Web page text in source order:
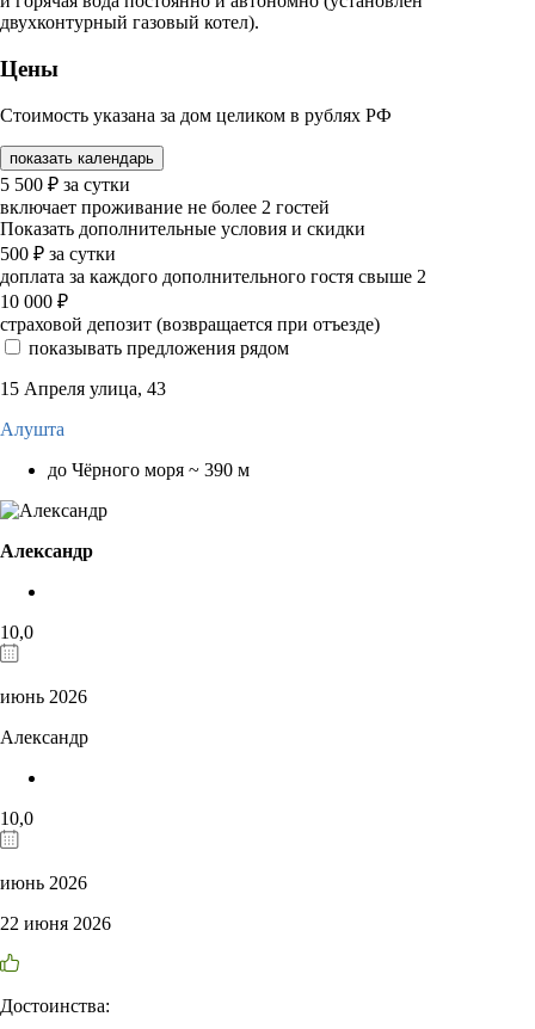
двухконтурный газовый котел).
Цены
Стоимость указана за дом целиком в рублях РФ
показать календарь
5 500 ₽ за сутки
включает проживание не более 2 гостей
Показать дополнительные условия и скидки
500 ₽ за сутки
доплата за каждого дополнительного гостя свыше 2
10 000 ₽
страховой депозит (возвращается при отъезде)
показывать предложения рядом
15 Апреля улица, 43
Алушта
до Чёрного моря ~ 390 м
Александр
10,0
июнь 2026
Александр
10,0
июнь 2026
22 июня 2026
Достоинства: